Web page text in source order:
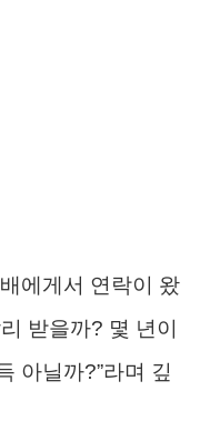
에게서 연락이 왔
받을까? 몇 년이
아닐까?”라며 깊